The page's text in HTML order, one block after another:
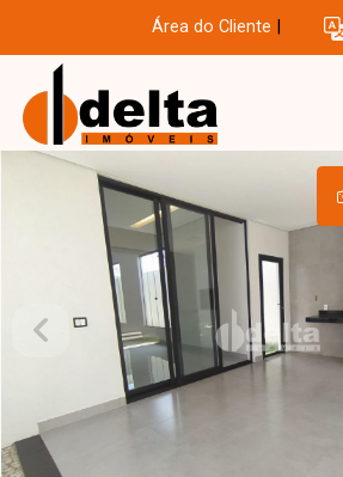
Área do Cliente